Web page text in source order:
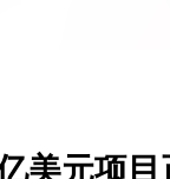
美元项